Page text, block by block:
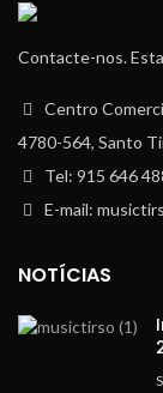
Contacte-nos.
Centro
4780-564, Santo
Tel: 915 646
E-mail:
NOTÍCIAS